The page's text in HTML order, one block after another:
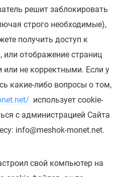
решит заблокировать
строго необходимые),
получить доступ к
или отображение страниц
или не корректными. Если у
какие-либо вопросы о том,
использует cookie-
с администрацией Сайта
info@meshok-monet.net.
свой компьютер на